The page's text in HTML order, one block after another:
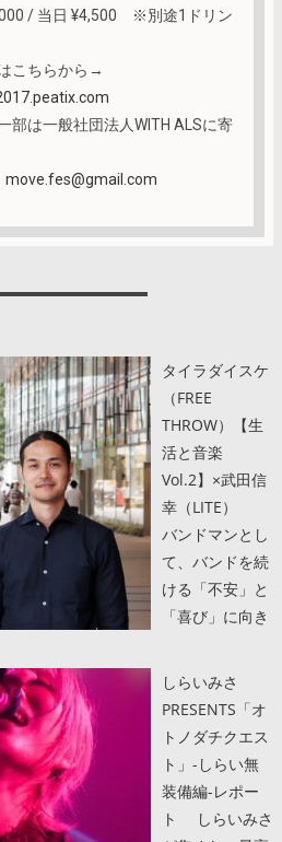
/ 当日 ¥4,500 ※別途1ドリン
こちらから→
部は一般社団法人WITH ALSに寄
move.fes@gmail.com
タイラダイスケ
（FREE
THROW）【生
活と音楽
Vol.2】×武田信
幸（LITE）
バンドマンとし
て、バンドを続
ける「不安」と
「喜び」に向き
しらいみさ
PRESENTS「オ
トノダチクエス
ト」-しらい無
装備編-レポー
ト しらいみさ